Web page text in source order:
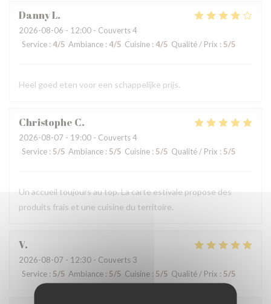
DannyL
2026-08-06 - 12:00 - Couverts 4
Service : 4/5 Ambiance : 4/5 Cuisine : 4/5 Qualité / Prix : 5/5
Heel goed eten voor een schappelijke prijs.
Christophe C
2026-08-07 - 19:00 - Couverts 4
Service : 5/5 Ambiance : 5/5 Cuisine : 5/5 Qualité / Prix : 5/5
Un accueil toujours au top. La carte estivale propose des
produits frais et une cuisine du territoire.
V
2026-08-07 - 12:30 - Couverts 3
Service : 5/5 Ambiance : 5/5 Cuisine : 5/5 Qualité / Prix : 5/5